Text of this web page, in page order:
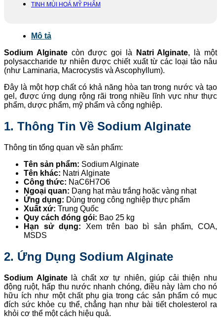
TINH MÙI HOÁ MỸ PHẨM
Mô tả
Sodium Alginatecòn được gọi là Natri Alginate, là một
polysaccharide tự nhiên được chiết xuất từ các loại tảo nâu
(như Laminaria, Macrocystis và Ascophyllum).
Đây là một hợp chất có khả năng hòa tan trong nước và tạo
gel, được ứng dụng rộng rãi trong nhiều lĩnh vực như thực
phẩm, dược phẩm, mỹ phẩm và công nghiệp.
1. Thông Tin Về Sodium Alginate
Thông tin tổng quan về sản phẩm:
Tên sản phẩm: Sodium Alginate
Tên khác: Natri Alginate
Công thức: NaC6H7O6
Ngoại quan: Dạng hạt màu trắng hoặc vàng nhạt
Ứng dụng: Dùng trong công nghiệp thực phẩm
Xuất xứ: Trung Quốc
Quy cách đóng gói: Bao 25 kg
Hạn sử dụng: Xem trên bao bì sản phẩm, COA,
MSDS
2. Ứng Dụng Sodium Alginate
Sodium Alginatelà chất xơ tự nhiên, giúp cải thiện nhu
động ruột, hấp thu nước nhanh chóng, điều này làm cho nó
hữu ích như một chất phụ gia trong các sản phẩm có mục
đích sức khỏe cụ thể, chẳng hạn như bài tiết cholesterol ra
khỏi cơ thể một cách hiệu quả.